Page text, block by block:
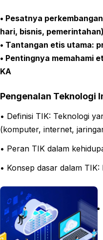
• Pesatnya
hari, bisnis,
• Tantangan etis utama:
• Pentingnya memahami
KA
Pengenalan Teknologi
• Definisi TIK: Teknologi
(komputer, internet,
• Peran TIK dalam
• Konsep dasar dalam